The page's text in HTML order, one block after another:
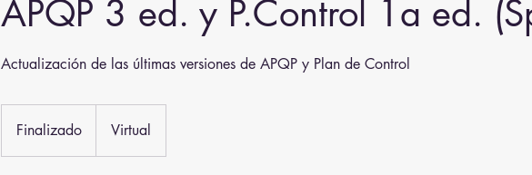
APQP 3 ed. y P.Control 1a ed.
Actualización de las últimas versiones de APQP y Plan de Control
Finalizado
i
Virtual